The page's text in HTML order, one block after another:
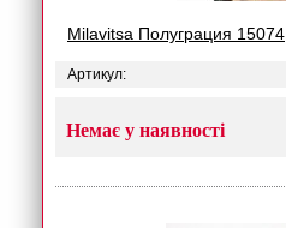
Milavitsa Полуграция 15074
Артикул:
Немає у наявності